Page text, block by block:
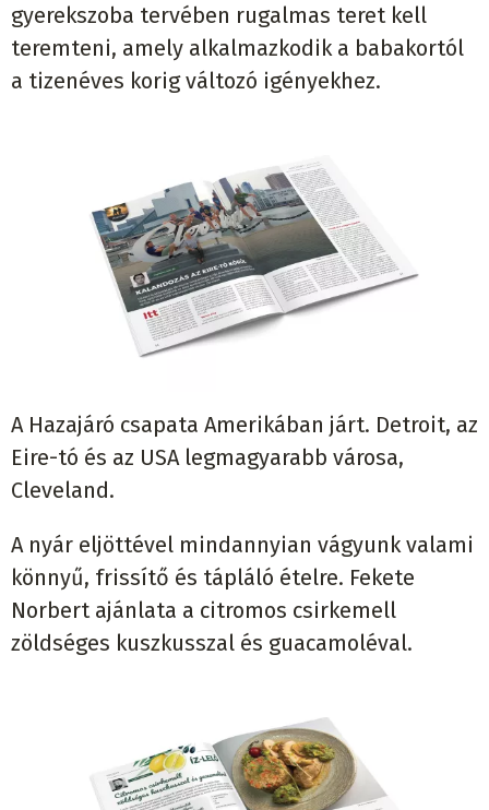
gyerekszoba tervében rugalmas teret kell
teremteni, amely alkalmazkodik a babakortól
a tizenéves korig változó igényekhez.
A Hazajáró csapata Amerikában járt. Detroit, az
Eire-tó és az USA legmagyarabb városa,
Cleveland.
A nyár eljöttével mindannyian vágyunk valami
könnyű, frissítő és tápláló ételre. Fekete
Norbert ajánlata a citromos csirkemell
zöldséges kuszkusszal és guacamoléval.